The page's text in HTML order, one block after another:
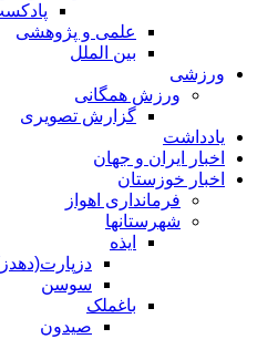
علمی و پژوهشی
بین الملل
ورزشی
ورزش همگانی
گزارش تصویری
یادداشت
اخبار ایران و جهان
اخبار خوزستان
فرمانداری اهواز
شهرستانها
ایذه
سوسن
باغملک
صیدون